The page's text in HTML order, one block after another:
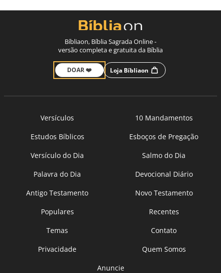
Bíbliaon, Bíblia Sagrada Online -
versão completa e gratuita da Bíblia
DOAR ❤️ Loja Bíbliaon
Versículos
10 Mandamentos
Estudos Bíblicos
Esboços de Pregação
Versículo do Dia
Salmo do Dia
Palavra do Dia
Devocional Diário
Antigo Testamento
Novo Testamento
Populares
Recentes
Temas
Contato
Privacidade
Quem Somos
Anuncie